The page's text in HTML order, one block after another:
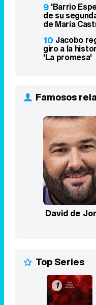
9 'Barrio
de su
de María
10 Jacobo
giro a la
'La promesa'
Famosos
David de
Top Series
1